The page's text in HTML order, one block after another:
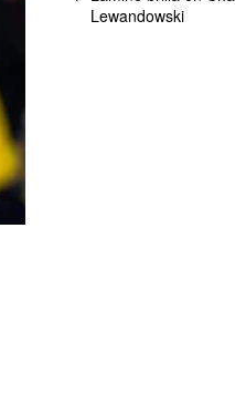
Lewandowski